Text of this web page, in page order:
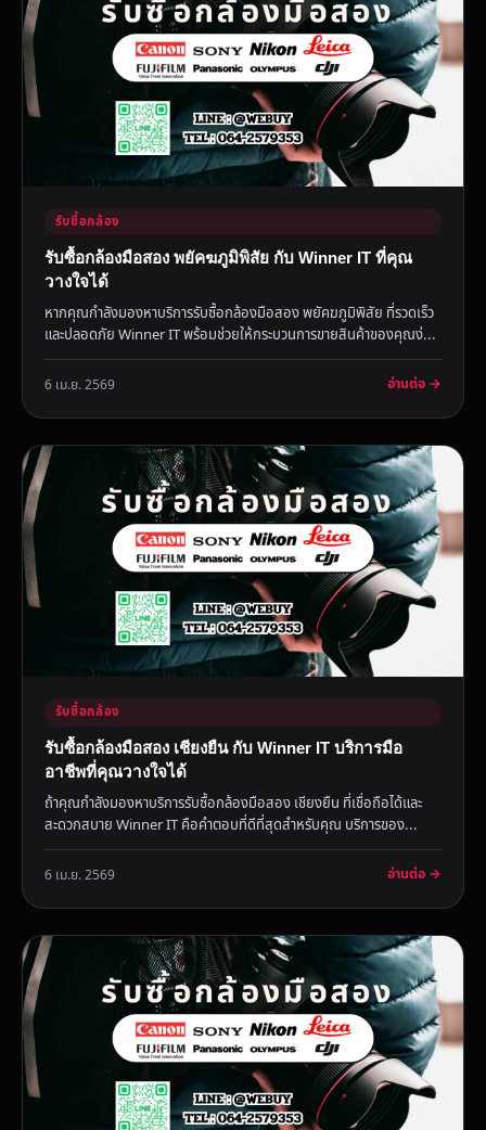
รับซื้อกล้อง
รับซื้อกล้องมือสอง พยัคฆภูมิพิสัย กับ Winner IT ที่คุณ
วางใจได้
หากคุณกำลังมองหาบริการรับซื้อกล้องมือสอง พยัคฆภูมิพิสัย ที่รวดเร็ว
และปลอดภัย Winner IT พร้อมช่วยให้กระบวนการขายสินค้าของคุณง่...
6 เม.ย. 2569 อ่านต่อ →
รับซื้อกล้อง
รับซื้อกล้องมือสอง เชียงยืน กับ Winner IT บริการมือ
อาชีพที่คุณวางใจได้
ถ้าคุณกำลังมองหาบริการรับซื้อกล้องมือสอง เชียงยืน ที่เชื่อถือได้และ
สะดวกสบาย Winner IT คือคำตอบที่ดีที่สุดสำหรับคุณ บริการของ...
6 เม.ย. 2569 อ่านต่อ →